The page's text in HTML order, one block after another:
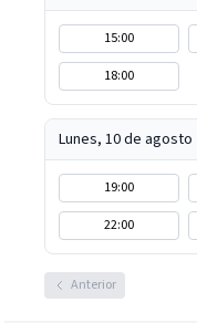
15:00
18:00
Lunes, 10 de agosto
19:00
22:00
Anterior